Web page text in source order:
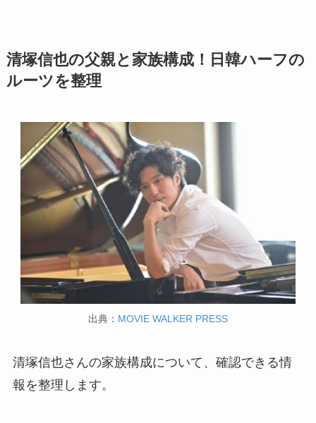
清塚信也の父親と家族構成！日韓ハーフの
ルーツを整理
出典： MOVIE WALKER PRESS
清塚信也さんの家族構成について、確認できる情
報を整理します。